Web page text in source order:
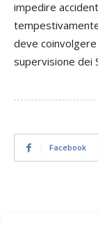
impedire
deve
supervisione dei
Facebook